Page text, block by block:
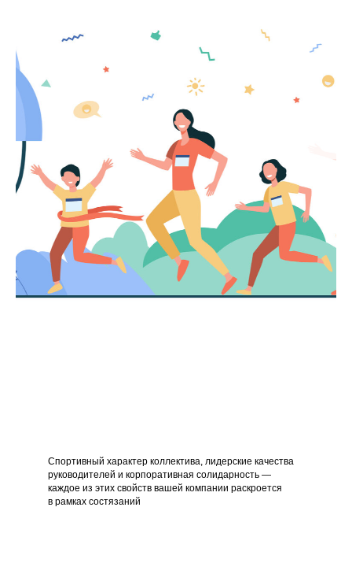
Спортивный характер коллектива, лидерские качества
руководителей и корпоративная солидарность —
каждое из этих свойств вашей компании раскроется
в рамках состязаний